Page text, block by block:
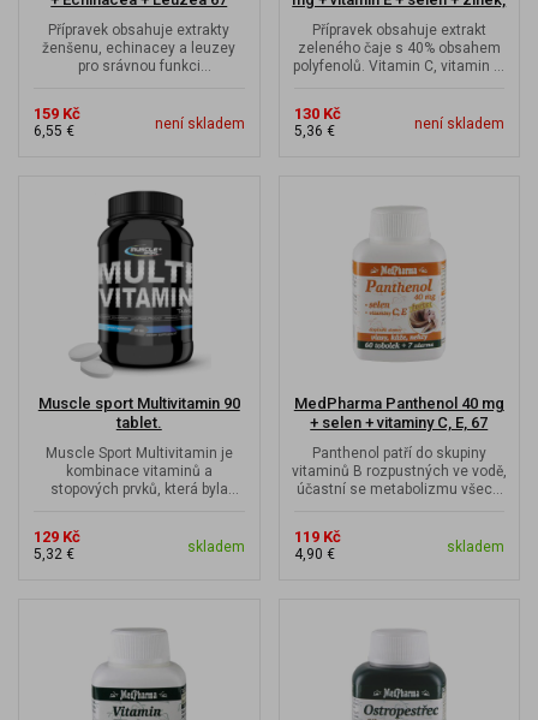
Přípravek obsahuje extrakty
ženšenu, echinacey a leuzey
pro srávnou funkci
159 Kč
6,55 € není skladem
Přípravek obsahuje extrakt
zeleného čaje s 40% obsahem
polyfenolů. Vitamin C, vitamin E,
130 Kč
5,36 € není skladem
Muscle sport Multivitamin 90
tablet.
Muscle Sport Multivitamin je
kombinace vitaminů a
stopových prvků, která byla
129 Kč
5,32 € skladem
MedPharma Panthenol 40 mg
+ selen + vitaminy C, E, 67
tobolek
Panthenol patří do skupiny
vitaminů B rozpustných ve vodě,
účastní se metabolizmu všech
119 Kč
4,90 € skladem